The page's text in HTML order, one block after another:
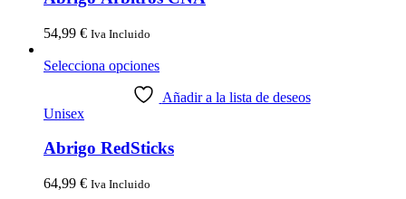
54,99 € Iva Incluido
Selecciona opciones
Añadir a la lista de deseos
Unisex
Abrigo RedSticks
64,99 € Iva Incluido